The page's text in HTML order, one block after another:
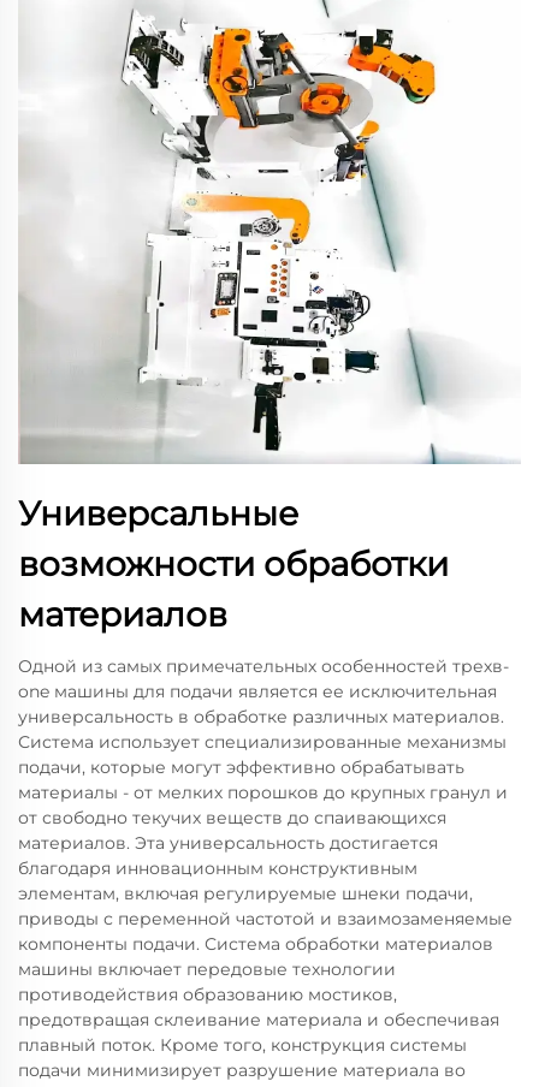
Универсальные
возможности обработки
материалов
Одной из самых примечательных особенностей трехв-
one машины для подачи является ее исключительная
универсальность в обработке различных материалов.
Система использует специализированные механизмы
подачи, которые могут эффективно обрабатывать
материалы - от мелких порошков до крупных гранул и
от свободно текучих веществ до спаивающихся
материалов. Эта универсальность достигается
благодаря инновационным конструктивным
элементам, включая регулируемые шнеки подачи,
приводы с переменной частотой и взаимозаменяемые
компоненты подачи. Система обработки материалов
машины включает передовые технологии
противодействия образованию мостиков,
предотвращая склеивание материала и обеспечивая
плавный поток. Кроме того, конструкция системы
подачи минимизирует разрушение материала во